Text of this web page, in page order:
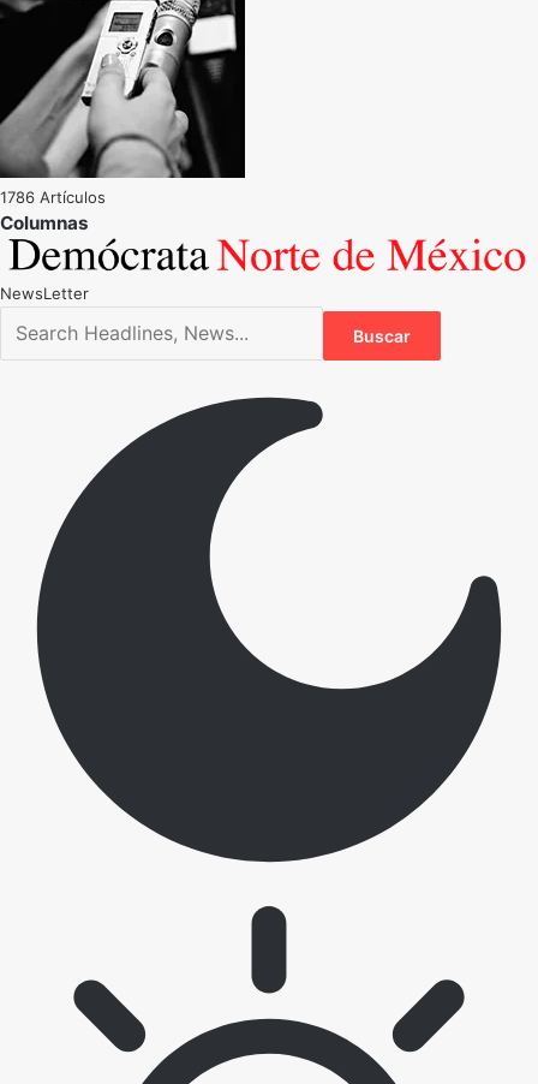
1786 Artículos
NewsLetter